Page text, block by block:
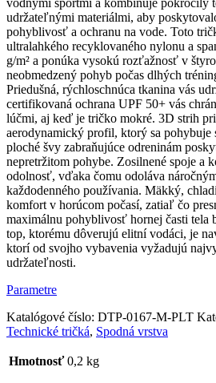
–
platinová
vodnými športmi a kombinuje pokročilý
udržateľnými materiálmi, aby
pohyblivosť a ochranu na vode. Toto
ultralahkého recyklovaného nylonu a
g/m² a ponúka vysokú rozťažnosť v
neobmedzený pohyb počas dlhých
Priedušná, rýchloschnúca tkanina vás
certifikovaná ochrana UPF 50+ vás
lúčmi, aj keď je tričko mokré. 3D strih
aerodynamický profil, ktorý sa pohybuje
ploché švy zabraňujúce odreninám
nepretržitom pohybe. Zosilnené spoje a
odolnosť, vďaka čomu odoláva
každodenného používania. Mäkký,
komfort v horúcom počasí, zatiaľ čo
maximálnu pohyblivosť hornej časti tela
top, ktorému dôverujú elitní vodáci, je
ktorí od svojho vybavenia vyžadujú
udržateľnosti.
Parametre
Katalógové číslo: DTP-0167-M-PLT
Technické tričká, Spodná vrstva
Hmotnosť 0,2 kg